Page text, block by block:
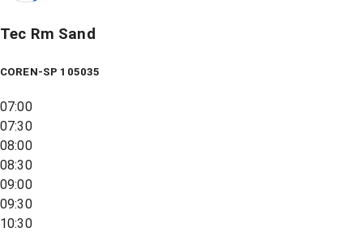
Tec Rm Sand
COREN-SP 105035
07:00
07:30
08:00
08:30
09:00
09:30
10:30